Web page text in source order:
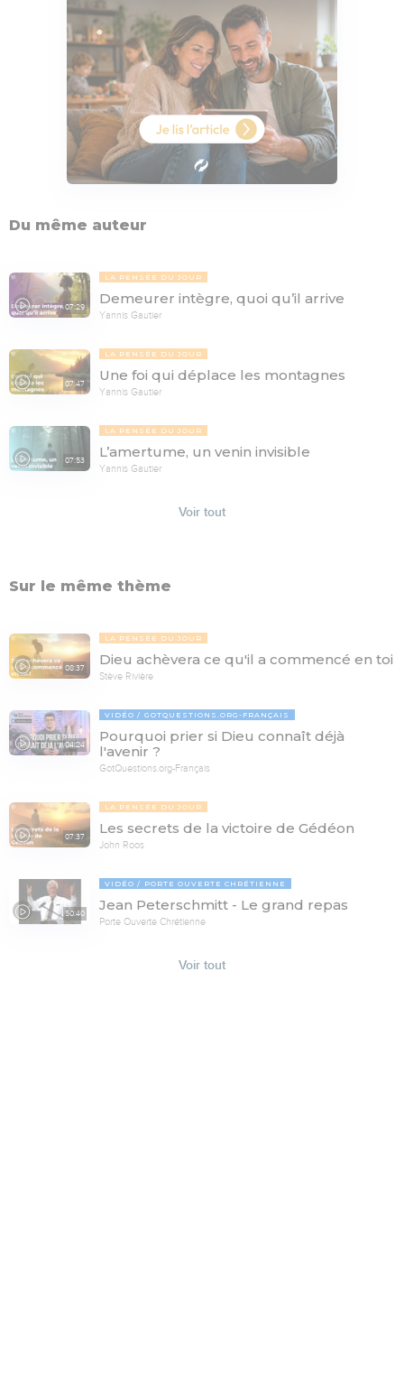
Du même auteur
07:29
LA PENSÉE DU JOUR
Demeurer intègre, quoi qu’il arrive
Yannis Gautier
07:47
LA PENSÉE DU JOUR
Une foi qui déplace les montagnes
Yannis Gautier
07:53
LA PENSÉE DU JOUR
L’amertume, un venin invisible
Yannis Gautier
Voir tout
Sur le même thème
08:37
LA PENSÉE DU JOUR
Dieu achèvera ce qu'il a commencé en toi
Stève Rivière
04:24
VIDÉO GOTQUESTIONS.ORG-FRANÇAIS
Pourquoi prier si Dieu connaît déjà
l'avenir ?
GotQuestions.org-Français
07:37
LA PENSÉE DU JOUR
Les secrets de la victoire de Gédéon
John Roos
50:40
VIDÉO PORTE OUVERTE CHRÉTIENNE
Jean Peterschmitt - Le grand repas
Porte Ouverte Chrétienne
Voir tout